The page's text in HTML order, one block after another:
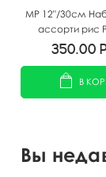
MP 12"/30см
ассорти рис
Народные
350.00
В
Вы